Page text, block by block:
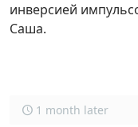
инверсией
Саша.
1 month later